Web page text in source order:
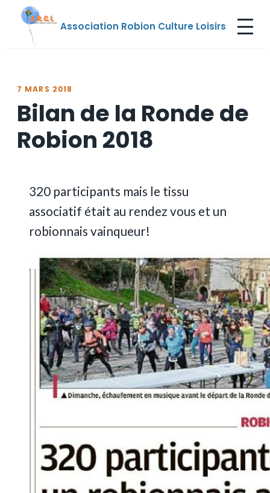
Aller
contenu
Association Robion Culture Loisirs
7 MARS 2018
Bilan de la Ronde de
Robion 2018
320 participants mais le tissu
associatif était au rendez vous et un
robionnais vainqueur!